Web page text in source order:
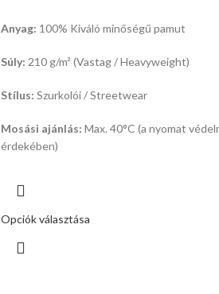
Anyag: 100% Kiváló minőségű pamut
Súly: 210 g/m² (Vastag / Heavyweight)
Stílus: Szurkolói / Streetwear
Mosási ajánlás: Max. 40°C (a nyomat
érdekében)
Opciók választása